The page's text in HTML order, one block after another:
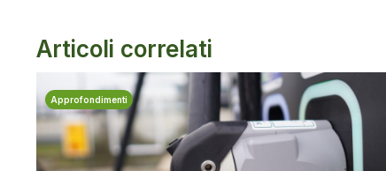
Articoli correlati
Approfondimenti